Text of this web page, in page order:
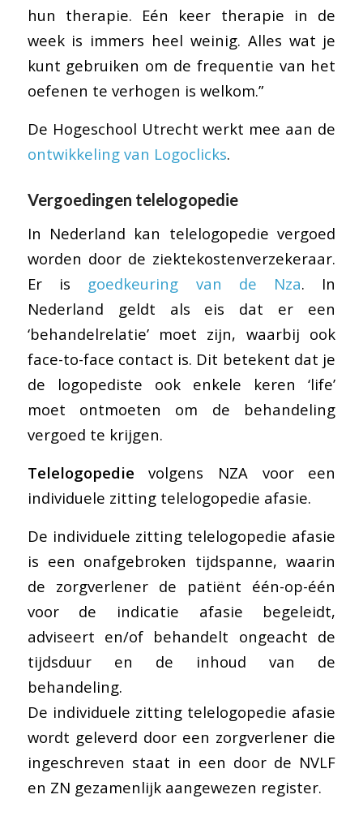
hun therapie. Eén keer therapie in de
week is immers heel weinig. Alles wat je
kunt gebruiken om de frequentie van het
oefenen te verhogen is welkom.”
De Hogeschool Utrecht werkt mee aan de
ontwikkeling van Logoclicks.
Vergoedingen telelogopedie
In Nederland kan telelogopedie vergoed
worden door de ziektekostenverzekeraar.
Er is goedkeuring van de Nza. In
Nederland geldt als eis dat er een
‘behandelrelatie’ moet zijn, waarbij ook
face-to-face contact is. Dit betekent dat je
de logopediste ook enkele keren ‘life’
moet ontmoeten om de behandeling
vergoed te krijgen.
Telelogopedie volgens NZA voor een
individuele zitting telelogopedie afasie.
De individuele zitting telelogopedie afasie
is een onafgebroken tijdspanne, waarin
de zorgverlener de patiënt één-op-één
voor de indicatie afasie begeleidt,
adviseert en/of behandelt ongeacht de
tijdsduur en de inhoud van de
behandeling.
De individuele zitting telelogopedie afasie
wordt geleverd door een zorgverlener die
ingeschreven staat in een door de NVLF
en ZN gezamenlijk aangewezen register.